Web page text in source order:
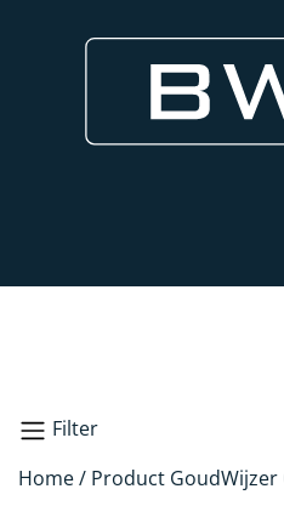
Filter
Zoeken
Home/ Product